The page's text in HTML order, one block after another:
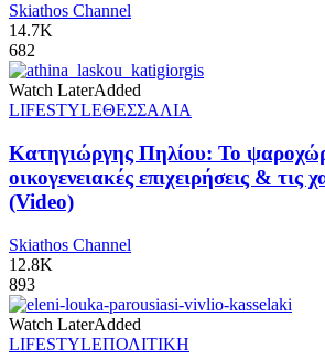
Skiathos Channel
14.7K
682
Watch LaterAdded
LIFESTYLEΘΕΣΣΑΛΙΑ
Κατηγιώργης Πηλίου: Το
οικογενειακές επιχειρήσεις & τις
(Video)
Skiathos Channel
12.8K
893
Watch LaterAdded
LIFESTYLEΠΟΛΙΤΙΚΗ